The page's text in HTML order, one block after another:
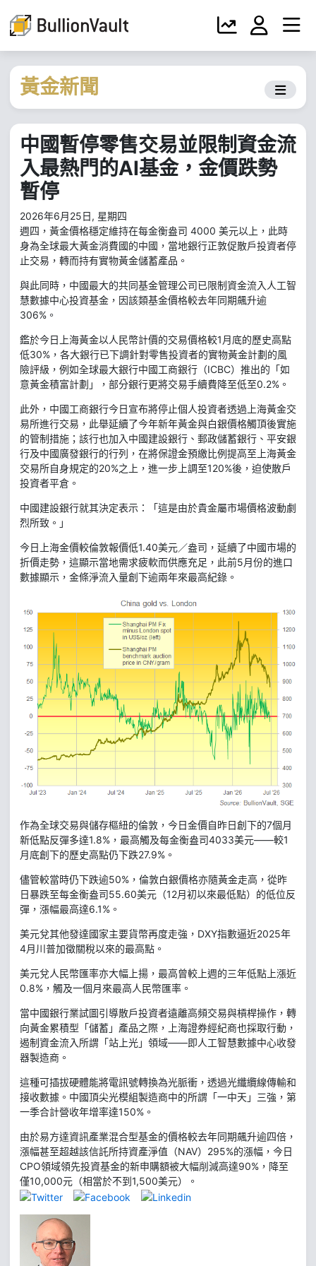
黃金新聞
中國暫停零售交易並限制資金流
入最熱門的AI基金，金價跌勢
暫停
2026年6月25日, 星期四
週四，黃金價格穩定維持在每金衡盎司 4000 美元以上，此時
身為全球最大黃金消費國的中國，當地銀行正敦促散戶投資者停
止交易，轉而持有實物黃金儲蓄產品。
與此同時，中國最大的共同基金管理公司已限制資金流入人工智
慧數據中心投資基金，因該類基金價格較去年同期飆升逾
306%。
鑑於今日上海黃金以人民幣計價的交易價格較1月底的歷史高點
低30%，各大銀行已下調針對零售投資者的實物黃金計劃的風
險評級，例如全球最大銀行中國工商銀行（ICBC）推出的「如
意黃金積富計劃」，部分銀行更將交易手續費降至低至0.2%。
此外，中國工商銀行今日宣布將停止個人投資者透過上海黃金交
易所進行交易，此舉延續了今年新年黃金與白銀價格觸頂後實施
的管制措施；該行也加入中國建設銀行、郵政儲蓄銀行、平安銀
行及中國廣發銀行的行列，在將保證金預繳比例提高至上海黃金
交易所自身規定的20%之上，進一步上調至120%後，迫使散戶
投資者平倉。
中國建設銀行就其決定表示：「這是由於貴金屬市場價格波動劇
烈所致。」
今日上海金價較倫敦報價低1.40美元／盎司，延續了中國市場的
折價走勢，這顯示當地需求疲軟而供應充足，此前5月份的進口
數據顯示，金條淨流入量創下逾兩年來最高紀錄。
作為全球交易與儲存樞紐的倫敦，今日金價自昨日創下的7個月
新低點反彈多達1.8%，最高觸及每金衡盎司4033美元——較1
月底創下的歷史高點仍下跌27.9%。
儘管較當時仍下跌逾50%，倫敦白銀價格亦隨黃金走高，從昨
日暴跌至每金衡盎司55.60美元（12月初以來最低點）的低位反
彈，漲幅最高達6.1%。
美元兌其他發達國家主要貨幣再度走強，DXY指數逼近2025年
4月川普加徵關稅以來的最高點。
美元兌人民幣匯率亦大幅上揚，最高曾較上週的三年低點上漲近
0.8%，觸及一個月來最高人民幣匯率。
當中國銀行業試圖引導散戶投資者遠離高頻交易與槓桿操作，轉
向黃金累積型「儲蓄」產品之際，上海證券經紀商也採取行動，
遏制資金流入所謂「站上光」領域——即人工智慧數據中心收發
器製造商。
這種可插拔硬體能將電訊號轉換為光脈衝，透過光纖纜線傳輸和
接收數據。中國頂尖光模組製造商中的所謂「一中天」三強，第
一季合計營收年增率達150%。
由於易方達資訊產業混合型基金的價格較去年同期飆升逾四倍，
漲幅甚至超越該信託所持資產淨值（NAV）295%的漲幅，今日
CPO領域領先投資基金的新申購額被大幅削減高達90%，降至
僅10,000元（相當於不到1,500美元）。